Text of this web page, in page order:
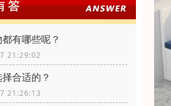
有哪些呢？
21:29:02
合适的？
21:26:13